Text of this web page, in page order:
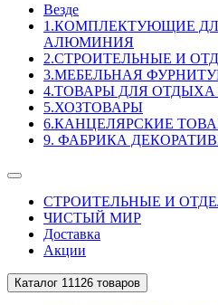
Везде
1.КОМПЛЕКТУЮЩИЕ
АЛЮМИНИЯ
2.СТРОИТЕЛЬНЫЕ И
3.МЕБЕЛЬНАЯ
4.ТОВАРЫ ДЛЯ ОТДЫХА
5.ХОЗТОВАРЫ
6.КАНЦЕЛЯРСКИЕ
9. ФАБРИКА
СТРОИТЕЛЬНЫЕ И
ЧИСТЫЙ МИР
Доставка
Акции
Каталог 11126 товаров